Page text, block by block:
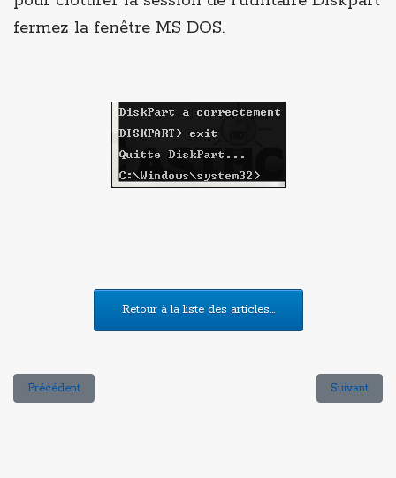
fermez la fenêtre MS DOS.
Article précédent : Personnaliser votre Windows 10
Précédent Article
Suivant